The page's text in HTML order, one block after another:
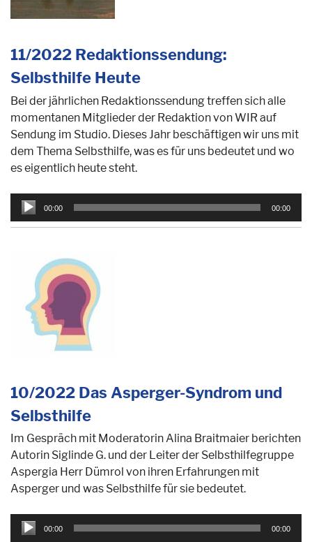
11/2022 Redaktionssendung:
Selbsthilfe Heute
Bei der jährlichen Redaktionssendung treffen sich alle
momentanen Mitglieder der Redaktion von WIR auf
Sendung im Studio. Dieses Jahr beschäftigen wir uns mit
dem Thema Selbsthilfe, was es für uns bedeutet und wo
es eigentlich heute steht.
Audio-
Player
00:00 00:00
10/2022 Das Asperger-Syndrom und
Selbsthilfe
Im Gespräch mit Moderatorin Alina Braitmaier berichten
Autorin Siglinde G. und der Leiter der Selbsthilfegruppe
Aspergia Herr Dümrol von ihren Erfahrungen mit
Asperger und was Selbsthilfe für sie bedeutet.
Audio-
Player
00:00 00:00